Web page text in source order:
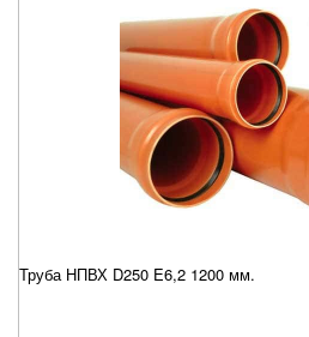
Труба НПВХ D250 E6,2 1200 мм.